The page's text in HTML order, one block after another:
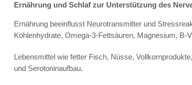
Ernährung und Schlaf zur Unterstützung des
Ernährung beeinflusst Neurotransmitter und
Kohlenhydrate, Omega-3-Fettsäuren, Magnesium, B-
Lebensmittel wie fetter Fisch, Nüsse,
und Serotoninaufbau.